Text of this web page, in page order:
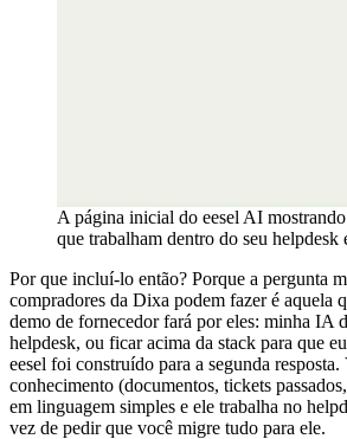
A página inicial do eesel AI
que trabalham dentro do seu helpdesk
Por que incluí-lo então? Porque a pergunta
compradores da Dixa podem fazer é aquela
demo de fornecedor fará por eles: minha IA
helpdesk, ou ficar acima da stack para que
eesel foi construído para a segunda resposta.
conhecimento (documentos, tickets
em linguagem simples e ele trabalha no
vez de pedir que você migre tudo para ele.